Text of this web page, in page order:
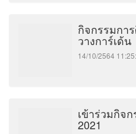
กิจกรรมกา
วางการ์เด้น
14/10/2564
เข้าร่วมกิจ
2021